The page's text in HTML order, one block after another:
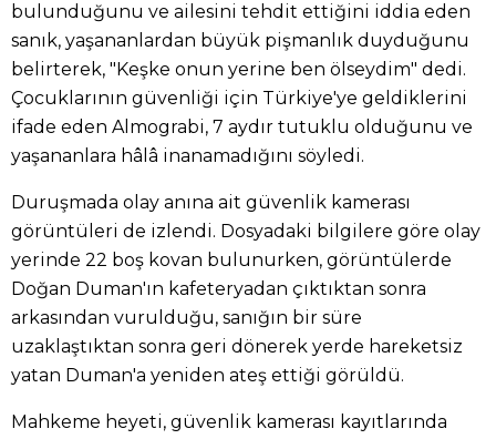
bulunduğunu ve ailesini tehdit ettiğini iddia eden
sanık, yaşananlardan büyük pişmanlık duyduğunu
belirterek, "Keşke onun yerine ben ölseydim" dedi.
Çocuklarının güvenliği için Türkiye'ye geldiklerini
ifade eden Almograbi, 7 aydır tutuklu olduğunu ve
yaşananlara hâlâ inanamadığını söyledi.
Duruşmada olay anına ait güvenlik kamerası
görüntüleri de izlendi. Dosyadaki bilgilere göre olay
yerinde 22 boş kovan bulunurken, görüntülerde
Doğan Duman'ın kafeteryadan çıktıktan sonra
arkasından vurulduğu, sanığın bir süre
uzaklaştıktan sonra geri dönerek yerde hareketsiz
yatan Duman'a yeniden ateş ettiği görüldü.
Mahkeme heyeti, güvenlik kamerası kayıtlarında